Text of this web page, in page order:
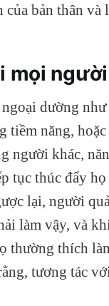
bản thân
mọi người
dường
tiềm năng,
người khác,
tục thúc đẩy
lại, người
làm vậy, và
thường thích
tương tác